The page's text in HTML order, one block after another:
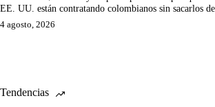
EE. UU. están contratando colombianos sin sacarlos
4 agosto, 2026
Tendencias